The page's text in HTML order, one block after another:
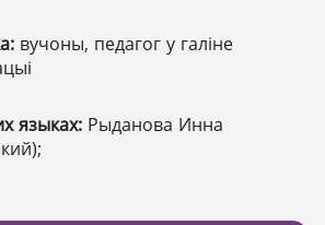
вучоны, педагог у галіне
языках: Рыданова Инна